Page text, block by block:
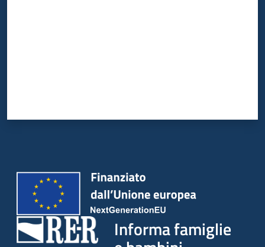
Informa famiglie